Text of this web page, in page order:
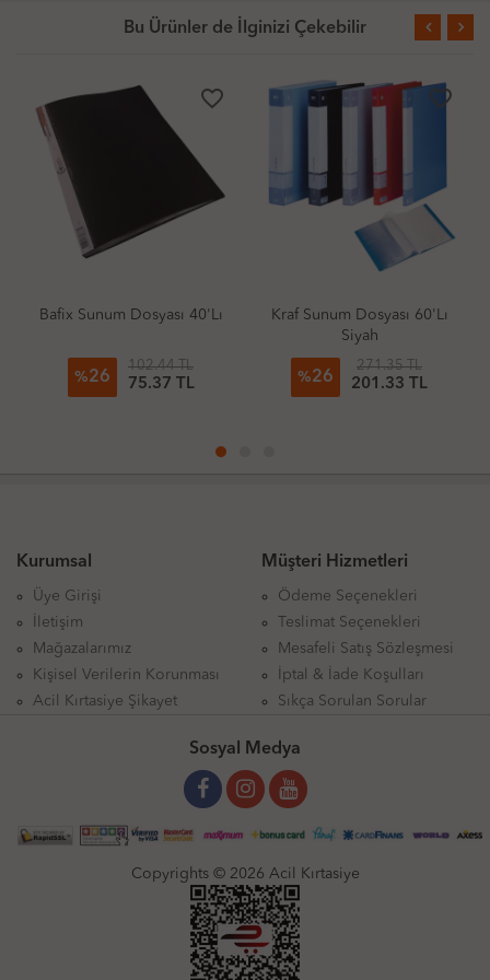
Bu Ürünler de İlginizi Çekebilir
favorite_border
Bafix Sunum Dosyası 40'Lı
%26
102.44 TL
75.37 TL
favorite_border
Kraf Sunum Dosyası 60'Lı
Siyah
%26
271.35 TL
201.33 TL
Kurumsal
Üye Girişi
İletişim
Mağazalarımız
Kişisel Verilerin Korunması
Acil Kırtasiye Şikayet
Müşteri Hizmetleri
Ödeme Seçenekleri
Teslimat Seçenekleri
Mesafeli Satış Sözleşmesi
İptal & İade Koşulları
Sıkça Sorulan Sorular
Sosyal Medya
Copyrights © 2026 Acil Kırtasiye